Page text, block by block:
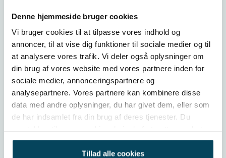
Denne hjemmeside bruger cookies
Vi bruger cookies til at tilpasse vores indhold og
annoncer, til at vise dig funktioner til sociale medier og til
at analysere vores trafik. Vi deler også oplysninger om
din brug af vores website med vores partnere inden for
sociale medier, annonceringspartnere og
analysepartnere. Vores partnere kan kombinere disse
data med andre oplysninger, du har givet dem, eller som
de har indsamlet fra din brug af deres tjenester. Du
anvende vores hjemmeside.
Tillad alle cookies
for dig at arbejde strategisk med
søgemaskineoptimering direkte i din back-end. SEO
bliver til stadighed mere og mere vigtigt, hvis du
ønsker at rangere højt i søgemaskinernes visninger
og nå ud til dine kunder, så dette burde være en
afgørende faktor, når du skal vælge platform.
funktioner, der knytter sig til din Google